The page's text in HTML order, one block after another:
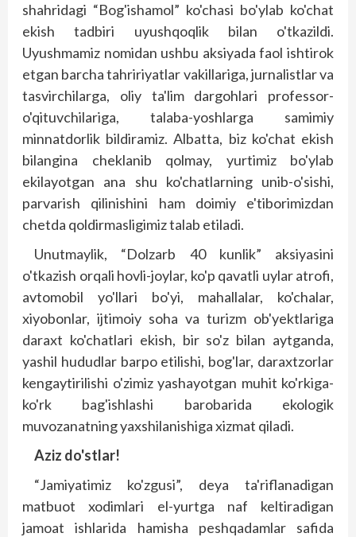
shahridagi “Bog'ishamol” ko'chasi bo'ylab ko'chat
ekish tadbiri uyushqoqlik bilan o'tkazildi.
Uyushmamiz nomidan ushbu aksiyada faol ishtirok
etgan barcha tahririyatlar vakillariga, jurnalistlar va
tasvirchilarga, oliy ta'lim dargohlari professor-
o'qituvchilariga, talaba-yoshlarga samimiy
minnatdorlik bildiramiz. Albatta, biz ko'chat ekish
bilangina cheklanib qolmay, yurtimiz bo'ylab
ekilayotgan ana shu ko'chatlarning unib-o'sishi,
parvarish qilinishini ham doimiy e'tiborimizdan
chetda qoldirmasligimiz talab etiladi.
Unutmaylik, “Dolzarb 40 kunlik” ak­siyasini
o'tkazish orqali hovli-joylar, ko'p qavatli uylar atrofi,
avtomobil yo'llari bo'yi, mahallalar, ko'chalar,
xiyobonlar, ijtimoiy soha va turizm ob'yekt­lariga
daraxt ko'chatlari ekish, bir so'z bilan aytganda,
yashil hududlar barpo etilishi, bog'lar, daraxtzorlar
kengaytirilishi o'zimiz yashayotgan muhit ko'rkiga-
ko'rk bag'ishlashi barobarida ekologik
muvozanatning yaxshilanishiga xizmat qiladi.
Aziz do'stlar!
“Jamiyatimiz ko'zgusi”, deya ta'riflanadigan
matbuot xodimlari el-yurtga naf keltiradigan
jamoat ishlarida hamisha peshqadamlar safida